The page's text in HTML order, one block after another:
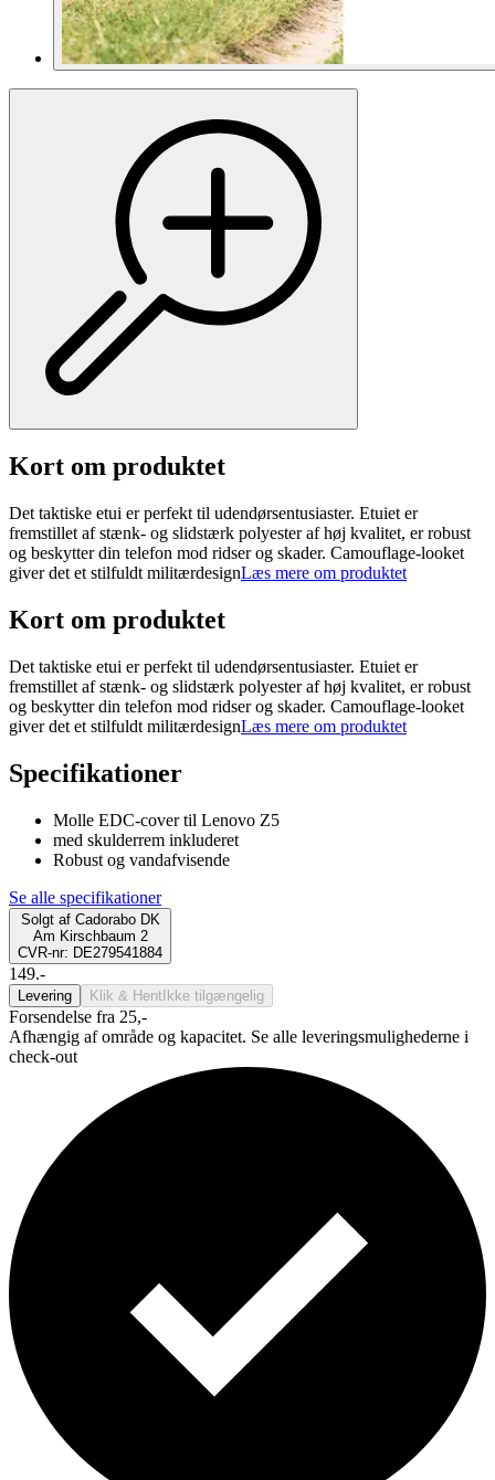
Kort om produktet
Det taktiske etui er perfekt til udendørsentusiaster. Etuiet er
fremstillet af stænk- og slidstærk polyester af høj kvalitet, er robust
og beskytter din telefon mod ridser og skader. Camouflage-looket
giver det et stilfuldt militærdesignLæs mere om produktet
Kort om produktet
Det taktiske etui er perfekt til udendørsentusiaster. Etuiet er
fremstillet af stænk- og slidstærk polyester af høj kvalitet, er robust
og beskytter din telefon mod ridser og skader. Camouflage-looket
giver det et stilfuldt militærdesignLæs mere om produktet
Specifikationer
Molle EDC-cover til Lenovo Z5
med skulderrem inkluderet
Robust og vandafvisende
Se alle specifikationer
Solgt af Cadorabo DK
Am Kirschbaum 2
CVR-nr: DE279541884
149.-
Levering Klik & Hent Ikke tilgængelig
Forsendelse fra 25,-
Afhængig af område og kapacitet. Se alle leveringsmulighederne i
check-out